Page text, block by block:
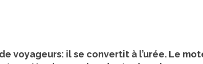
voyageurs: il se convertit à l’urée. Le